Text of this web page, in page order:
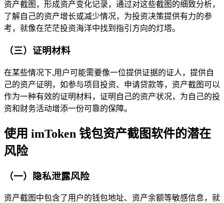
资产截图，形成资产变化记录，通过对这些截图的细致分析，
了解自己的资产增长或减少情况，为投资决策提供有力的参
考，就像在茫茫投资海洋中找到指引方向的灯塔。
（三）证明材料
在某些情况下,用户可能需要像一位提供证据的证人，提供自
己的资产证明，如参与项目投资、申请贷款等，资产截图可以
作为一种有效的证明材料，证明自己的资产状况，为自己的投
资和财务活动增添一份可靠的保障。
使用 imToken 钱包资产截图软件的潜在
风险
（一）隐私泄露风险
资产截图中包含了用户的钱包地址、资产余额等敏感信息，就